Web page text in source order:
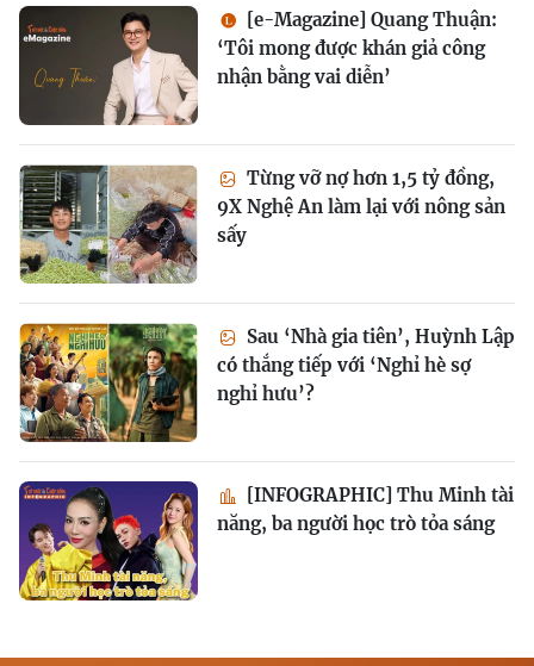
[e-Magazine] Quang Thuận:
‘Tôi mong được khán giả công
nhận bằng vai diễn’
Từng vỡ nợ hơn 1,5 tỷ đồng,
9X Nghệ An làm lại với nông sản
sấy
Sau ‘Nhà gia tiên’, Huỳnh Lập
có thắng tiếp với ‘Nghỉ hè sợ
nghỉ hưu’?
[INFOGRAPHIC] Thu Minh tài
năng, ba người học trò tỏa sáng